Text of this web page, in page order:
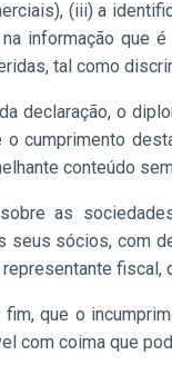
(iii) a
informação que
tal como
declaração, o
o cumprimento
conteúdo
sobre as
seus sócios, com
fiscal,
fim, que o
com coima que